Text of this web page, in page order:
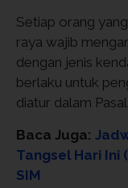
Setiap orang
raya wajib
dengan jenis
berlaku untuk
diatur dalam Pasal
Baca Juga:
Tangsel Hari Ini
SIM